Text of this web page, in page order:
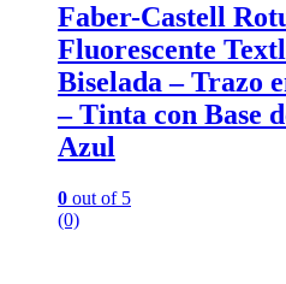
Faber-Castell
Fluorescente
Biselada – Trazo
– Tinta con Base
Azul
0 out of 5
(0)